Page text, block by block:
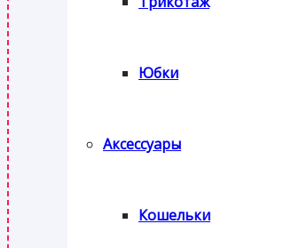
Юбки
Аксессуары
Кошельки